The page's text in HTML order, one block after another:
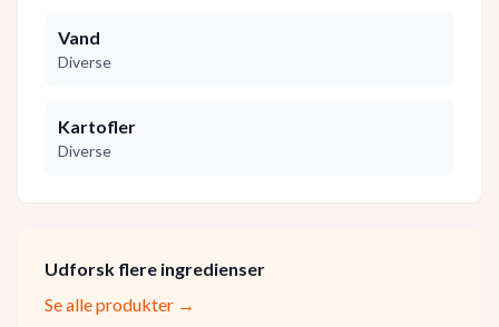
Vand
Diverse
Kartofler
Diverse
Udforsk flere ingredienser
Se alle produkter →